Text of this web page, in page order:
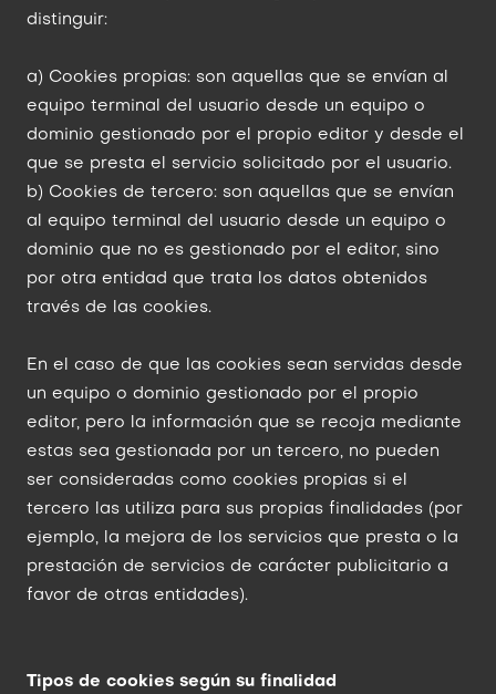
distinguir:
a) Cookies propias: son aquellas que se envían al
equipo terminal del usuario desde un equipo o
dominio gestionado por el propio editor y desde el
que se presta el servicio solicitado por el usuario.
b) Cookies de tercero: son aquellas que se envían
al equipo terminal del usuario desde un equipo o
dominio que no es gestionado por el editor, sino
por otra entidad que trata los datos obtenidos
través de las cookies.
En el caso de que las cookies sean servidas desde
un equipo o dominio gestionado por el propio
editor, pero la información que se recoja mediante
estas sea gestionada por un tercero, no pueden
ser consideradas como cookies propias si el
tercero las utiliza para sus propias finalidades (por
ejemplo, la mejora de los servicios que presta o la
prestación de servicios de carácter publicitario a
favor de otras entidades).
Tipos de cookies según su finalidad